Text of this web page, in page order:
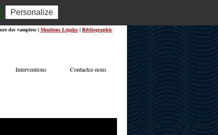
des vampires | Mentions Légales | Bibliographie
Interventions Contactez-nous
Personalize